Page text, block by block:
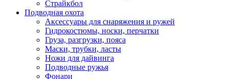
Страйкбол
Подводная охота
Аксессуары для снаряжения и ружей
Гидрокостюмы, носки, перчатки
Груза, разгрузки, пояса
Маски, трубки, ласты
Ножи для дайвинга
Подводные ружья
Фонари